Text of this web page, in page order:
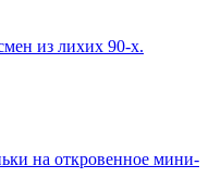
из лихих 90-х.
на откровенное мини-